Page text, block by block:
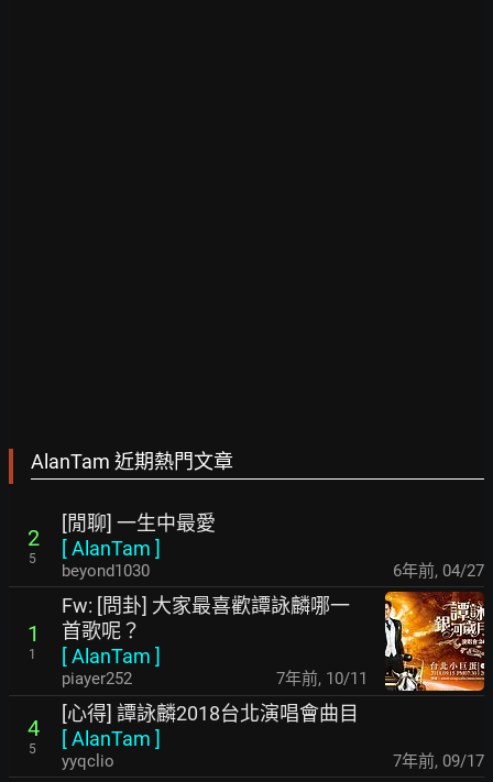
AlanTam 近期熱門文章
2
5
[閒聊] 一生中最愛
[AlanTam ]
beyond1030 6年前, 04/27
1
1
Fw: [問卦] 大家最喜歡譚詠麟哪一
首歌呢？
[AlanTam ]
piayer252 7年前, 10/11
4
5
[心得] 譚詠麟2018台北演唱會曲目
[AlanTam ]
yyqclio 7年前, 09/17